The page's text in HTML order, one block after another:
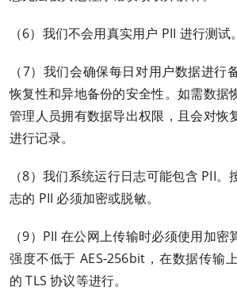
（6）我们不会用真实用户 PII 进行测试。
（7）我们会确保每日对用户数据进行
恢复性和异地备份的安全性。如需数据
管理人员拥有数据导出权限，且会对恢
进行记录。
（8）我们系统运行日志可能包含 PII。
志的 PII 必须加密或脱敏。
（9）PII 在公网上传输时必须使用加
强度不低于 AES-256bit，在数据传输
的 TLS 协议等进行。